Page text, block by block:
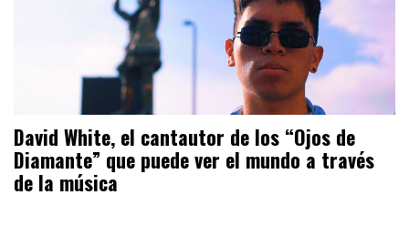
David White, el cantautor de los “Ojos de
Diamante” que puede ver el mundo a través
de la música